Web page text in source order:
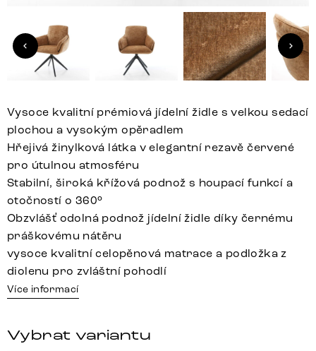
Vysoce kvalitní prémiová jídelní židle s velkou sedací
plochou a vysokým opěradlem
Hřejivá žinylková látka v elegantní rezavě červené
pro útulnou atmosféru
Stabilní, široká křížová podnož s houpací funkcí a
otočností o 360°
Obzvlášť odolná podnož jídelní židle díky černému
práškovému nátěru
vysoce kvalitní celopěnová matrace a podložka z
diolenu pro zvláštní pohodlí
Více informací
Vybrat variantu